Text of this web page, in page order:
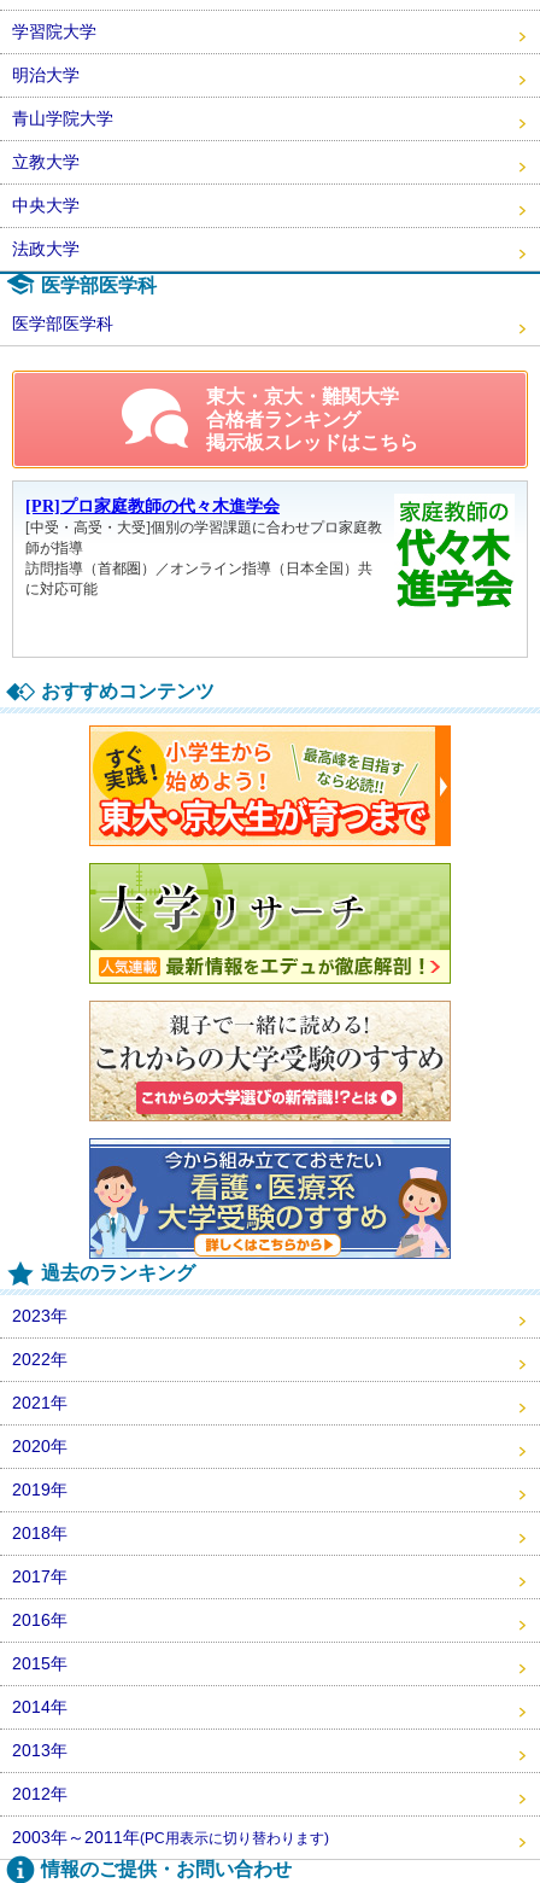
学習院大学
明治大学
青山学院大学
立教大学
中央大学
法政大学
医学部医学科
医学部医学科
東大・京大・難関大学
合格者ランキング
掲示板スレッドはこちら
おすすめコンテンツ
過去のランキング
2023年
2022年
2021年
2020年
2019年
2018年
2017年
2016年
2015年
2014年
2013年
2012年
2003年～2011年(PC用表示に切り替わります)
情報のご提供・お問い合わせ